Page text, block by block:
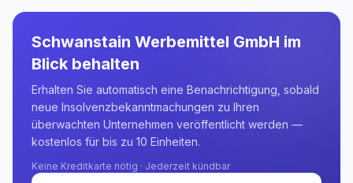
Schwanstain Werbemittel GmbH im
Blick behalten
Erhalten Sie automatisch eine Benachrichtigung, sobald
neue Insolvenzbekanntmachungen zu Ihren
überwachten Unternehmen veröffentlicht werden —
kostenlos für bis zu 10 Einheiten.
Keine Kreditkarte nötig · Jederzeit kündbar